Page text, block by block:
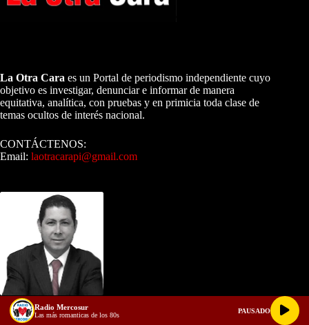
La Otra Cara es un Portal de periodismo independiente cuyo
objetivo es investigar, denunciar e informar de manera
equitativa, analítica, con pruebas y en primicia toda clase de
temas ocultos de interés nacional.
CONTÁCTENOS:
Email: laotracarapi@gmail.com
Sixto Alfredo Pinto
Radio Mercosur
Las más romanticas de los 80s
PAUSADO